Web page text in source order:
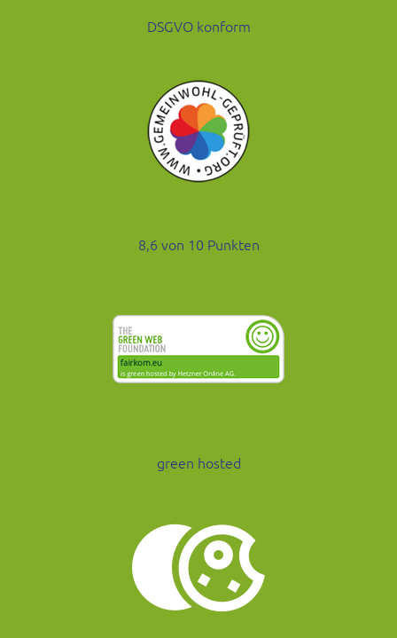
DSGVO konform
8,6 von 10 Punkten
green hosted